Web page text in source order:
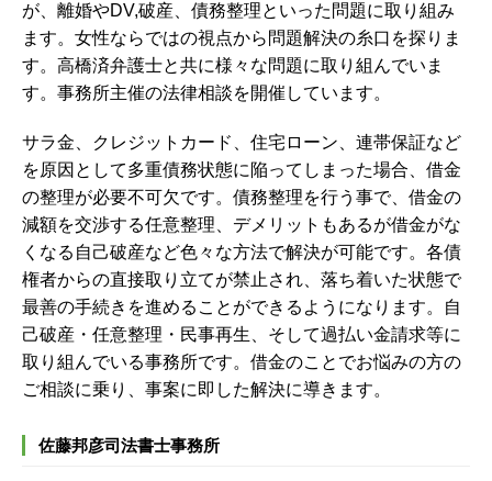
が、離婚やDV,破産、債務整理といった問題に取り組み
ます。女性ならではの視点から問題解決の糸口を探りま
す。高橋済弁護士と共に様々な問題に取り組んでいま
す。事務所主催の法律相談を開催しています。
サラ金、クレジットカード、住宅ローン、連帯保証など
を原因として多重債務状態に陥ってしまった場合、借金
の整理が必要不可欠です。債務整理を行う事で、借金の
減額を交渉する任意整理、デメリットもあるが借金がな
くなる自己破産など色々な方法で解決が可能です。各債
権者からの直接取り立てが禁止され、落ち着いた状態で
最善の手続きを進めることができるようになります。
自
己破産・任意整理・民事再生、そして過払い金請求等に
取り組んでいる事務所です。借金のことでお悩みの方の
ご相談に乗り、事案に即した解決に導きます。
佐藤邦彦司法書士事務所